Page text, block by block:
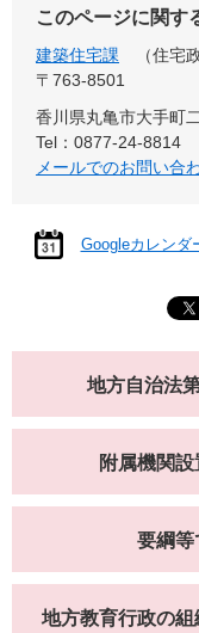
このページに関す
建築住宅課
住宅
〒763-8501
香川県丸亀市大手町
Tel：0877-24-8814
メールでのお問い合
Googleカレンダ
地方自治法
附属機関
要綱等
地方教育行政の